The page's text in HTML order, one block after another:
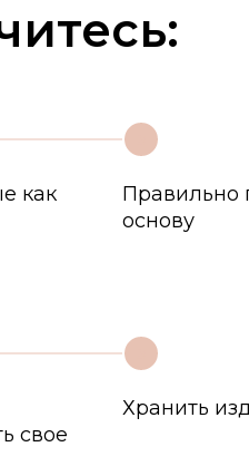
как
Правильно
основу
свое
Хранить